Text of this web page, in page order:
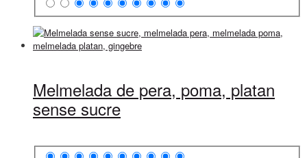
Melmelada de pera, poma, platan
sense sucre